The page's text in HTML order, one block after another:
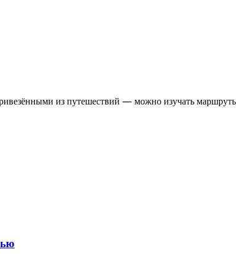
из путешествий — можно изучать